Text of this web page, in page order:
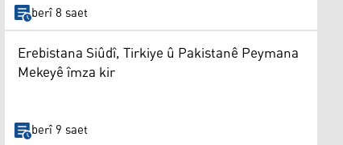
berî 8 saet
Erebistana Siûdî, Tirkiye û Pakistanê Peymana
Mekeyê îmza kir
berî 9 saet